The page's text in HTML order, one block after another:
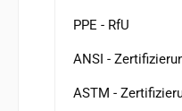
PPE - RfU
ANSI -
ASTM -